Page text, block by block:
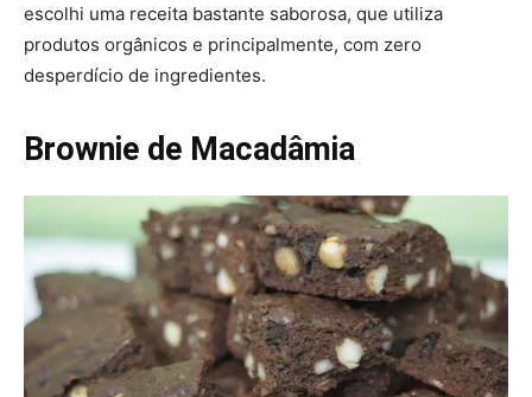
escolhi uma receita bastante saborosa, que utiliza
produtos orgânicos e principalmente, com zero
desperdício de ingredientes.
Brownie de Macadâmia